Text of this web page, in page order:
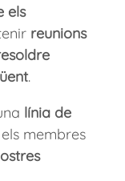
els
reunions
.
línia de
membres